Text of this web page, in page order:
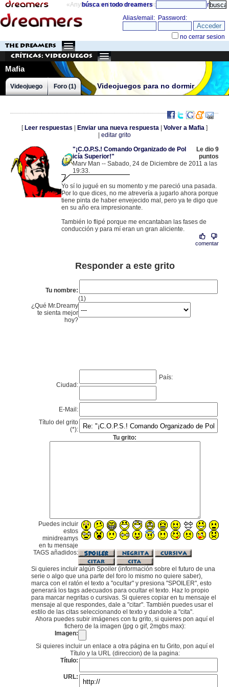
«Anything can happen and it probably will» directorio
búsca en todo dreamers
THE DREAMERS
Críticas: Videojuegos
Mafia
Videojuegos para no dormir
Videojuego Foro (1)
[ Leer respuestas Enviar una nueva respuesta Volver a Mafia ]
editar grito
"¡C.O.P.S.! Comando Organizado de Pol
icía Superior!"
Le dio 9
puntos
Marv Man -- Sabado, 24 de Diciembre de 2011 a las
19:33.
Yo sí lo jugué en su momento y me pareció una pasada.
Por lo que dices, no me atrevería a jugarlo ahora porque
tiene pinta de haber envejecido mal, pero ya te digo que
en su año era impresionante.
También lo flipé porque me encantaban las fases de
conducción y para mí eran un gran aliciente.
comentar
Responder a este grito
Tu nombre:
(1)
¿Qué Mr.Dreamy
te sienta mejor
hoy?
Ciudad:
País:
E-Mail:
Título del grito
(*):
Tu grito:
Puedes incluir
estos
minidreamys
en tu mensaje
TAGS añadidos:
Si quieres incluir algún Spoiler (información sobre el futuro de una
serie o algo que una parte del foro lo mismo no quiere saber),
marca con el ratón el texto a "ocultar" y presiona "SPOILER", esto
generará los tags adecuados para ocultar el texto. Haz lo propio
para marcar negritas o cursivas. Si quieres copiar en tu mensaje el
mensaje al que respondes, dale a "citar". También puedes usar el
estilo de las citas seleccionando el texto y dandole a "cita".
Ahora puedes subir imágenes con tu grito, si quieres pon aquí el
fichero de la imagen (jpg o gif, 2mgbs max):
Imagen:
Si quieres incluir un enlace a otra página en tu Grito, pon aquí el
Título y la URL (direccion) de la pagina:
Título:
URL: